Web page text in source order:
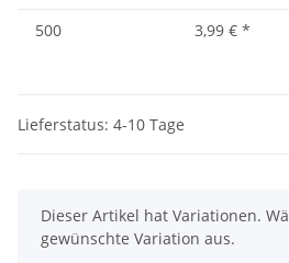
500
3,99 € *
Lieferstatus: 4-10 Tage
x
Dieser Artikel hat Variationen.
gewünschte Variation aus.